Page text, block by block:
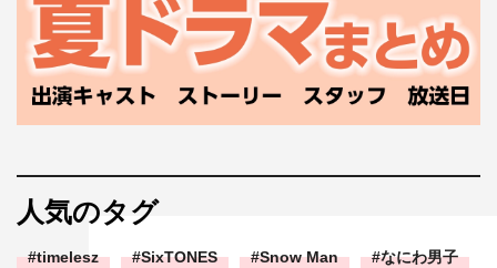
人気のタグ
timelesz SixTONES Snow Man なにわ男子